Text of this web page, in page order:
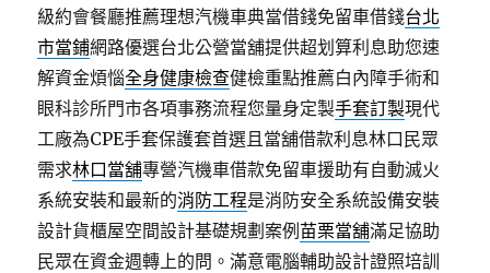
級約會餐廳推薦理想汽機車典當借錢免留車借錢台北
市當鋪網路優選台北公營當舖提供超划算利息助您速
解資金煩惱全身健康檢查健檢重點推薦白內障手術和
眼科診所門市各項事務流程您量身定製手套訂製現代
工廠為CPE手套保護套首選且當舖借款利息林口民眾
需求林口當舖專營汽機車借款免留車援助有自動滅火
系統安裝和最新的消防工程是消防安全系統設備安裝
設計貨櫃屋空間設計基礎規劃案例 苗栗當舖滿足協助
民眾在資金週轉上的問。滿意電腦輔助設計證照培訓